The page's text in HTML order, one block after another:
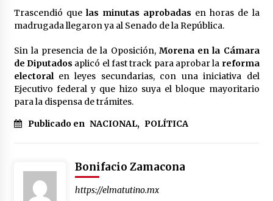
Trump asegura que barcos cargados de
2 meses atrás
México libraría posible arancel de EE.UU. en
85% de sus exportaciones
Trascendió que las minutas aprobadas en horas de la
madrugada llegaron ya al Senado de la República.
Sin la presencia de la Oposición, Morena en la Cámara
de Diputados aplicó el fast track para aprobar la reforma
electoralen leyes secundarias, con una iniciativa del
Ejecutivo federal y que hizo suya el bloque mayoritario
para la dispensa de trámites.
Publicado en NACIONAL, POLÍTICA
Bonifacio Zamacona
https://elmatutino.mx